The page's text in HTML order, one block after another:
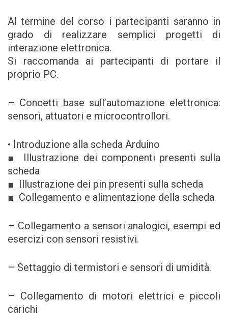
Al termine del corso i partecipanti saranno in
grado di realizzare semplici progetti di
interazione elettronica.
Si raccomanda ai partecipanti di portare il
proprio PC.
– Concetti base sull’automazione elettronica:
sensori, attuatori e microcontrollori.
• Introduzione alla scheda Arduino
■ Illustrazione dei componenti presenti sulla
scheda
■ Illustrazione dei pin presenti sulla scheda
■ Collegamento e alimentazione della scheda
– Collegamento a sensori analogici, esempi ed
esercizi con sensori resistivi.
– Settaggio di termistori e sensori di umidità.
– Collegamento di motori elettrici e piccoli
carichi